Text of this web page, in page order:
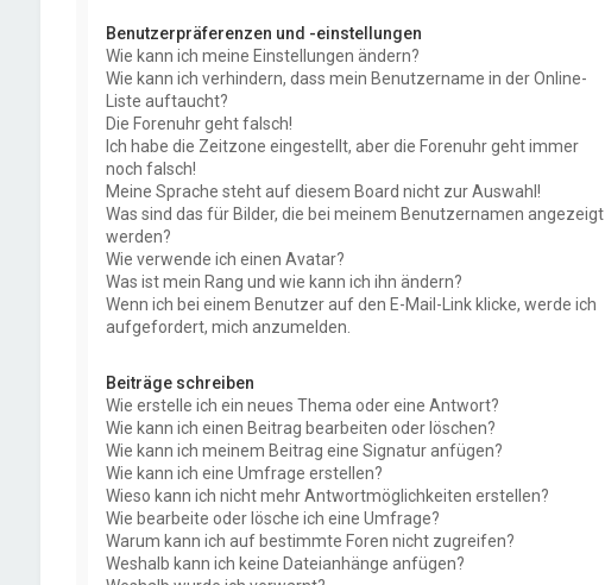
Benutzerpräferenzen und -einstellungen
Wie kann ich meine Einstellungen ändern?
Wie kann ich verhindern, dass mein Benutzername in der Online-
Liste auftaucht?
Die Forenuhr geht falsch!
Ich habe die Zeitzone eingestellt, aber die Forenuhr geht immer
noch falsch!
Meine Sprache steht auf diesem Board nicht zur Auswahl!
Was sind das für Bilder, die bei meinem Benutzernamen angezeigt
werden?
Wie verwende ich einen Avatar?
Was ist mein Rang und wie kann ich ihn ändern?
Wenn ich bei einem Benutzer auf den E-Mail-Link klicke, werde ich
aufgefordert, mich anzumelden.
Beiträge schreiben
Wie erstelle ich ein neues Thema oder eine Antwort?
Wie kann ich einen Beitrag bearbeiten oder löschen?
Wie kann ich meinem Beitrag eine Signatur anfügen?
Wie kann ich eine Umfrage erstellen?
Wieso kann ich nicht mehr Antwortmöglichkeiten erstellen?
Wie bearbeite oder lösche ich eine Umfrage?
Warum kann ich auf bestimmte Foren nicht zugreifen?
Weshalb kann ich keine Dateianhänge anfügen?